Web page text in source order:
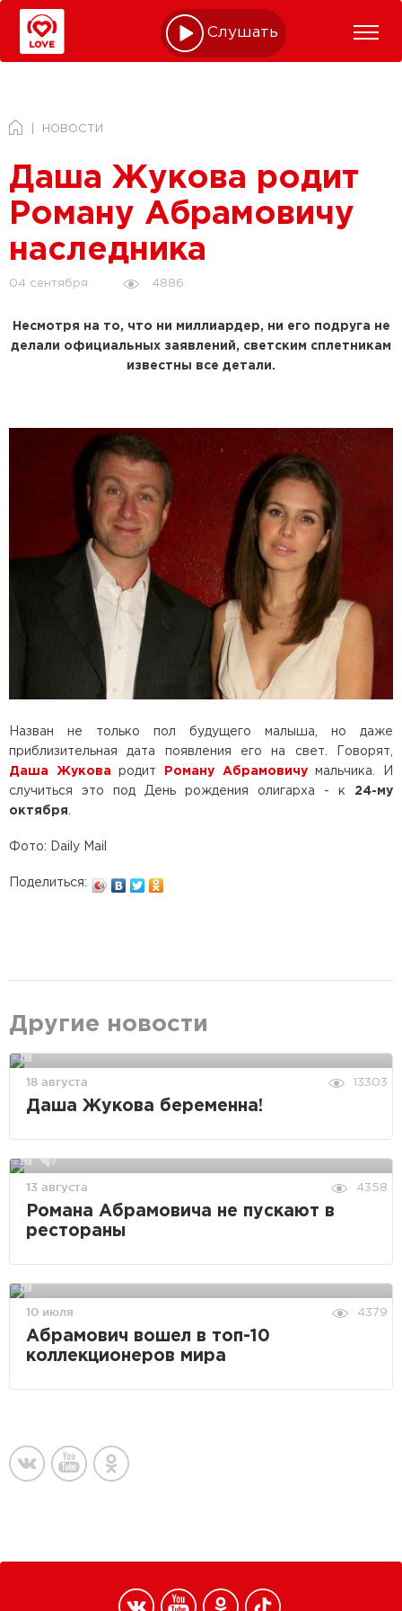
Слушать online
НОВОСТИ
Даша Жукова родит
Роману Абрамовичу
наследника
04 сентября 4886
Несмотря на то, что ни миллиардер, ни его подруга не
делали официальных заявлений, светским сплетникам
известны все детали.
Назван не только пол будущего малыша, но даже
приблизительная дата появления его на свет. Говорят,
Даша Жукова родит Роману Абрамовичумальчика. И
случиться это под День рождения олигарха - к 24-му
октября
Фото: Daily Mail
Поделиться:
Другие новости
18 августа 13303
Даша Жукова беременна!
13 августа 4358
Романа Абрамовича не пускают в
рестораны
10 июля 4379
Абрамович вошел в топ-10
коллекционеров мира